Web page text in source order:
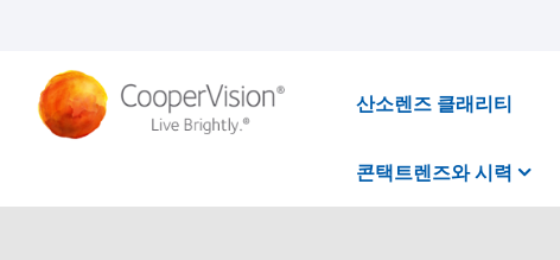
기
산소렌즈 클래리티
콘택트렌즈와 시력